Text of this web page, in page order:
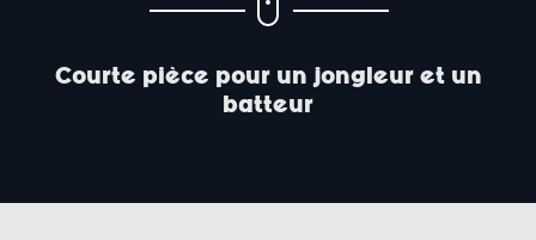
Courte pièce pour un jongleur et un
batteur